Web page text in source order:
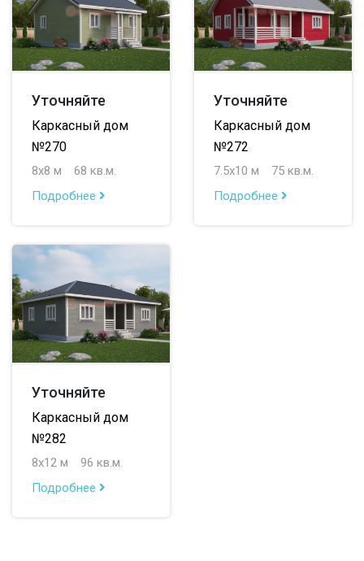
Уточняйте
Каркасный дом
№270
8х8 м
68 кв.м.
Подробнее
Уточняйте
Каркасный дом
№272
7.5х10 м
75 кв.м.
Подробнее
Уточняйте
Каркасный дом
№282
8х12 м
96 кв.м.
Подробнее